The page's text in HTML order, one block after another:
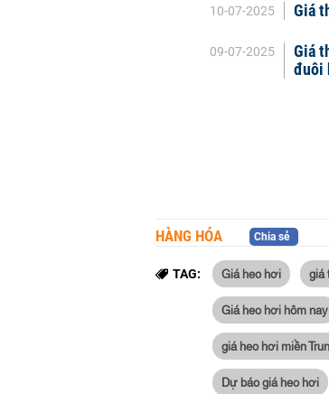
10-07-2025 Giá
09-07-2025
Giá
đuôi
HÀNG HÓA Chia sẻ
TAG: Giá heo hơi giá
Giá heo hơi hôm nay
giá heo hơi miền
Dự báo giá heo hơi